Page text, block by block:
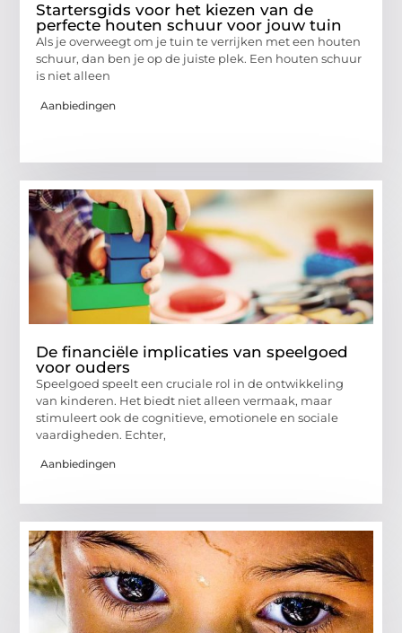
Startersgids voor het kiezen van de
perfecte houten schuur voor jouw tuin
Als je overweegt om je tuin te verrijken met een houten
schuur, dan ben je op de juiste plek. Een houten schuur
is niet alleen
Aanbiedingen
De financiële implicaties van speelgoed
voor ouders
Speelgoed speelt een cruciale rol in de ontwikkeling
van kinderen. Het biedt niet alleen vermaak, maar
stimuleert ook de cognitieve, emotionele en sociale
vaardigheden. Echter,
Aanbiedingen